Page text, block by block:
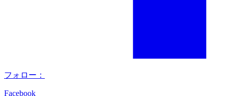
フォロー：
Facebook